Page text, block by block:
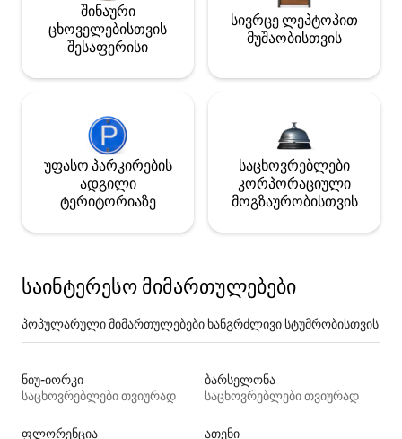
შინაური
ცხოველებისთვის
შესაფერისი
სივრცე ლეპტოპით
მუშაობისთვის
უფასო პარკირების
ადგილი
ტერიტორიაზე
საცხოვრებლები
კორპორაციული
მოგზაურობისთვის
საინტერესო მიმართულებები
პოპულარული მიმართულებები ხანგრძლივი სტუმრობისთვის
ნიუ-იორკი
საცხოვრებლები თვიურად
ბარსელონა
საცხოვრებლები თვიურად
ფლორენცია
ათენი